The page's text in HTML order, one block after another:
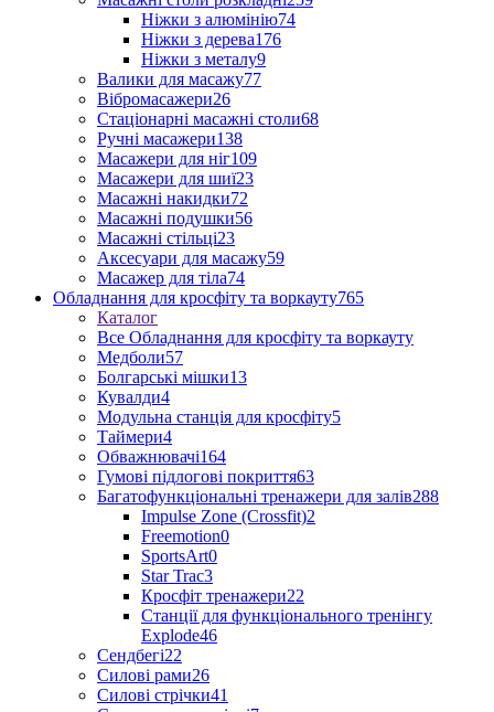
Ніжки з алюмінію74
Ніжки з дерева176
Ніжки з металу9
Валики для масажу77
Вібромасажери26
Стаціонарні масажні столи68
Ручні масажери138
Масажери для ніг109
Масажери для шиї23
Масажні накидки72
Масажні подушки56
Масажні стільці23
Аксесуари для масажу59
Масажер для тіла74
Обладнання для кросфіту та воркауту765
Каталог
Все Обладнання для кросфіту та воркауту
Медболи57
Болгарські мішки13
Кувалди4
Модульна станція для кросфіту5
Таймери4
Обважнювачі164
Гумові підлогові покриття63
Багатофункціональні тренажери для залів288
Impulse Zone (Crossfit)2
Freemotion0
SportsArt0
Star Trac3
Кросфіт тренажери22
Станції для функціонального тренінгу
Explode46
Сендбегі22
Силові рами26
Силові стрічки41